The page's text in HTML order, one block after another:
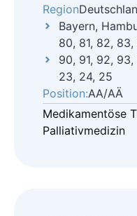
Region
Bayern,
80, 81, 82,
90, 91, 92,
23, 24, 25
Position:AA/AÄ
Medikamentöse
Palliativmedizin